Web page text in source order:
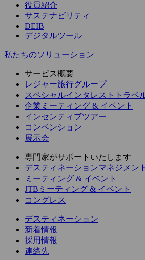
役員紹介
サステナビリティ
DEIB
デジタルツール
私たちのソリューション
サービス概要
レジャー旅行グループ
スペシャルインタレストトラベ
企業ミーティング & イベント
インセンティブツアー
コンベンション
展示会
専門家がサポートいたします
デスティネーションマネジメント
ミーティング & イベント
JTBミーティング & イベント
コングレス
デスティネーション
新着情報
採用情報
連絡先